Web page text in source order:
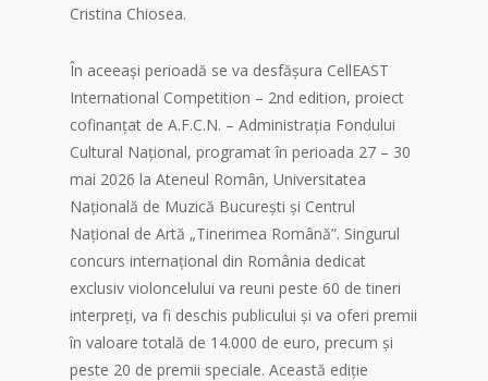
Cristina Chiosea.
În aceeași perioadă se va desfășura CellEAST
International Competition – 2nd edition, proiect
cofinanțat de A.F.C.N. – Administraţia Fondului
Cultural Naţional, programat în perioada 27 – 30
mai 2026 la Ateneul Român, Universitatea
Națională de Muzică București și Centrul
Național de Artă „Tinerimea Română”. Singurul
concurs internațional din România dedicat
exclusiv violoncelului va reuni peste 60 de tineri
interpreți, va fi deschis publicului și va oferi premii
în valoare totală de 14.000 de euro, precum și
peste 20 de premii speciale. Această ediție